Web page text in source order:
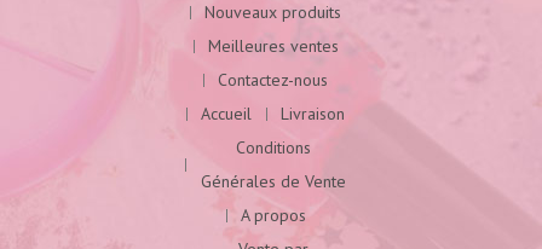
Nouveaux produits
Meilleures ventes
Contactez-nous
Accueil
Livraison
Conditions
Générales de Vente
A propos